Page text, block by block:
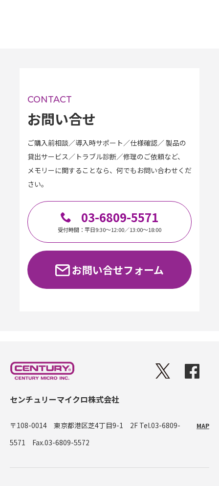
お問い合せ
ご購入前相談／導入時サポート／仕様確認／ 製品の
貸出サービス／トラブル診断／修理のご依頼など、
メモリーに関することなら、何でもお問い合わせくだ
さい。
03-6809-5571
受付時間：平日9:30～12:00／13:00～18:00
お問い合せフォーム
センチュリーマイクロ株式会社
〒108-0014 東京都港区芝4丁目9-1 2F Tel.03-6809-
5571 Fax.03-6809-5572
MAP